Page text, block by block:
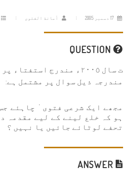
أمانة الفتوى
ت سال ٢٠٠٥ء مندرج
مندرجہ ذیل سوال پر مشتمل ہے:
مجھے ایک شرعی فتوی ٰ چاہئے
ہو کہ خلع لینے کے لیے مقدمہ
تحفے لوٹائے جائیں یا نہیں ؟